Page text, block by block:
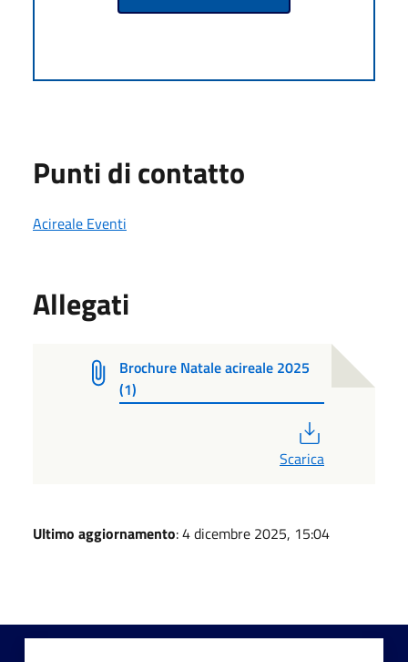
Punti di contatto
Acireale Eventi
Allegati
Brochure Natale acireale 2025
(1)
Scarica
Ultimo aggiornamento: 4 dicembre 2025, 15:04